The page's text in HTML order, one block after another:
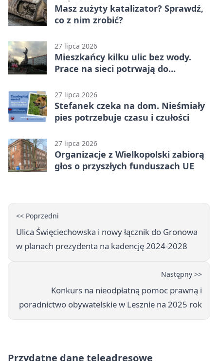
Masz zużyty katalizator? Sprawdź,
co z nim zrobić?
27 lipca 2026
Mieszkańcy kilku ulic bez wody.
Prace na sieci potrwają do
27 lipca 2026
Stefanek czeka na dom. Nieśmiały
pies potrzebuje czasu i czułości
27 lipca 2026
Organizacje z Wielkopolski zabiorą
głos o przyszłych funduszach UE
<< Poprzedni
Ulica Święciechowska i nowy łącznik do Gronowa
w planach prezydenta na kadencję 2024-2028
Następny >>
Konkurs na nieodpłatną pomoc prawną i
poradnictwo obywatelskie w Lesznie na 2025 rok
Przydatne dane teleadresowe